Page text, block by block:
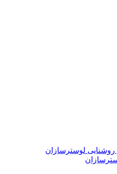
لوسترسازان